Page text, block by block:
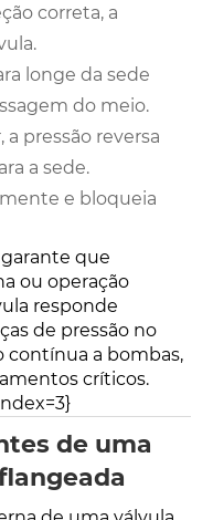
correta, a
longe da sede
do meio.
pressão reversa
a sede.
e bloqueia
que
ou operação
responde
de pressão no
contínua a bombas,
críticos.
de uma